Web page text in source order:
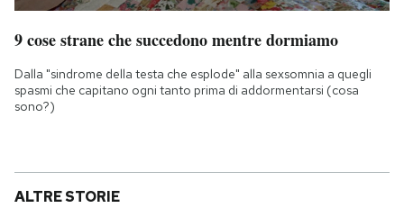
9 cose strane che succedono mentre dormiamo
Dalla "sindrome della testa che esplode" alla sexsomnia a quegli
spasmi che capitano ogni tanto prima di addormentarsi (cosa
sono?)
ALTRE STORIE